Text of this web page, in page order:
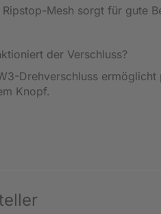
Mesh sorgt für gute
der Verschluss?
Drehverschluss
Knopf.